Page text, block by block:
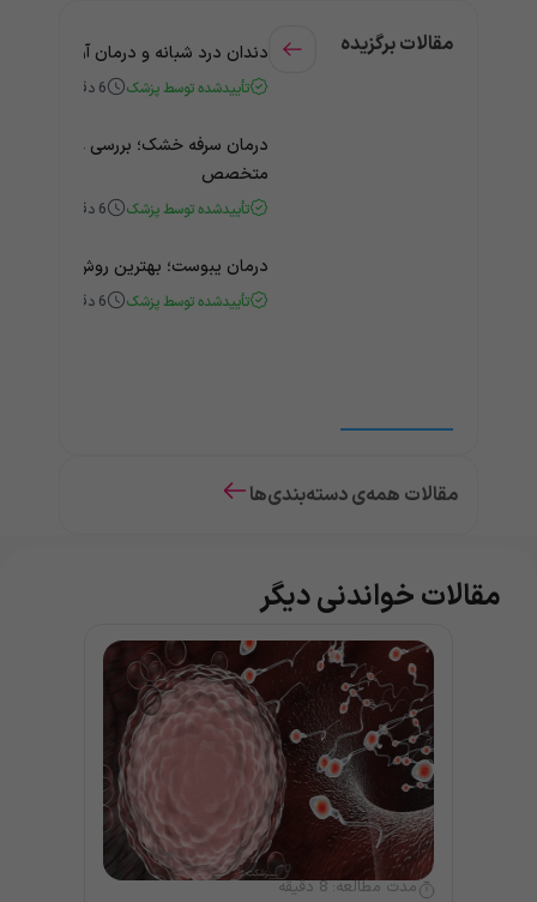
مقالات برگزیده دندان درد شبانه و درمان آن +
تأییدشده توسط پزشک 6 دقیقه
درمان سرفه خشک؛ بررسی علت و
متخصص
تأییدشده توسط پزشک 6 دقیقه
درمان یبوست؛ بهترین روش‌های
تأییدشده توسط پزشک 6 دقیقه
مقالات همه‌ی دسته‌بندی‌ها
مقالات خواندنی دیگر
مدت مطالعه:8 دقیقه